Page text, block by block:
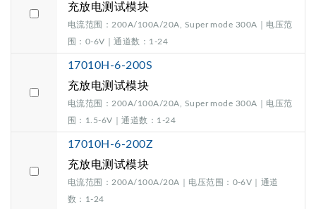
充放电测试模块
电流范围：200A/100A/20A, Super mode 300A｜电压范
围：0-6V｜通道数：1-24
17010H-6-200S
充放电测试模块
电流范围：200A/100A/20A, Super mode 300A｜电压范
围：1.5-6V｜通道数：1-24
17010H-6-200Z
充放电测试模块
电流范围：200A/100A/20A｜电压范围：0-6V｜通道
数：1-24